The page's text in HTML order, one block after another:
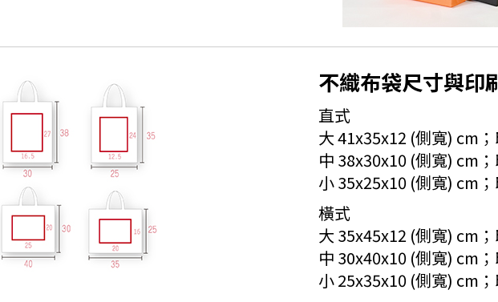
不織布袋尺寸與印
直式
大 41x35x12 (側寬) cm
中 38x30x10 (側寬) cm
小 35x25x10 (側寬) cm
橫式
大 35x45x12 (側寬) cm
中 30x40x10 (側寬) cm
小 25x35x10 (側寬) cm